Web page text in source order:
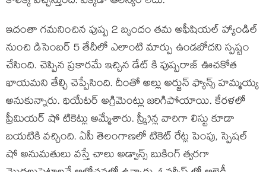
ఇదంతా గమనించిన పుష్ప 2 బృందం తమ అఫీషియల్ హ్యాండిల్
నుంచి డిసెంబర్ 5 తేదీలో ఎలాంటి మార్పు ఉండబోదని స్పష్టం
చేసింది. చెప్పిన ప్రకారమే ఇచ్చిన డేట్ కి పుష్పరాజ్ ఊచకోత
ఖాయమని తేల్చి చెప్పేసింది. దీంతో అల్లు అర్జున్ ఫ్యాన్స్ హమ్మయ్య
అనుకున్నారు. థియేటర్ అగ్రిమెంట్లు జరిగిపోయాయి. కేరళలో
ప్రీమియర్ షో టికెట్లు అమ్మేశారు. స్క్రీన్ల వారిగా లిస్టు కూడా
బయటికి వచ్చింది. ఏపీ తెలంగాణలో టికెట్ రేట్ల పెంపు, స్పెషల్
షో అనుమతులు వస్తే చాలు అడ్వాన్స్ బుకింగ్ త్వరగా